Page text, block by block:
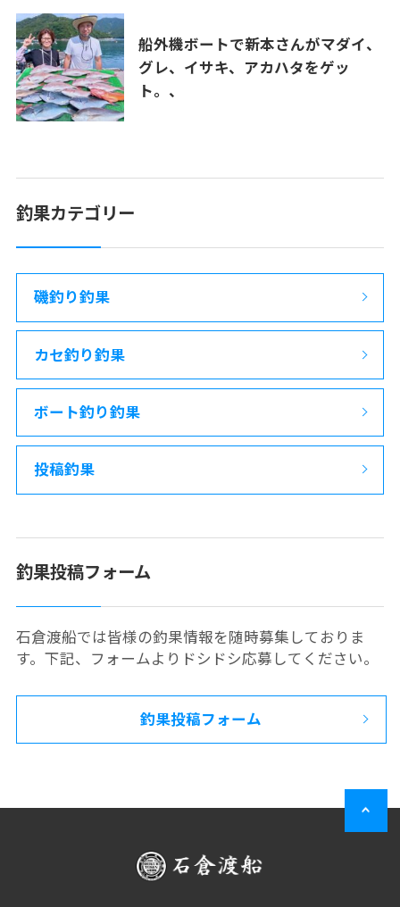
船外機ボートで新本さんがマダイ、
グレ、イサキ、アカハタをゲッ
ト。、
釣果カテゴリー
磯釣り釣果
カセ釣り釣果
ボート釣り釣果
投稿釣果
釣果投稿フォーム
石倉渡船では皆様の釣果情報を随時募集しておりま
す。下記、フォームよりドシドシ応募してください。
釣果投稿フォーム